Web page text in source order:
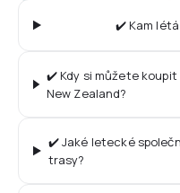
✔️ Kam létá
✔️ Kdy si můžete
New Zealand?
✔️ Jaké letecké
trasy?